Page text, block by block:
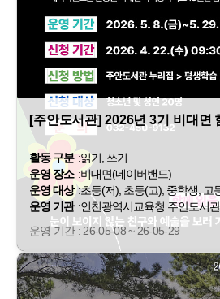
[주안도서관] 2026년 3기
활동 구분 :읽기, 쓰기
운영 장소 :비대면(네이버밴드)
운영 대상 :초등(저), 초등(고), 중학생, 고
운영 기관 :인천광역시교육청 주안도서관
운영 기간 : 26-05-08 ~ 26-05-29